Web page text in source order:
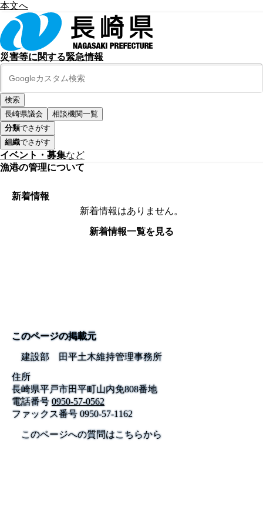
本文へ
災害等に関する緊急情報
長崎県議会
相談機関一覧
分類でさがす
組織でさがす
イベント・募集など
漁港の管理について
新着情報
新着情報はありません。
新着情報一覧を見る
このページの掲載元
建設部 田平土木維持管理事務所
住所
長崎県平戸市田平町山内免808番地
電話番号 0950-57-0562
ファックス番号0950-57-1162
このページへの質問はこちらから